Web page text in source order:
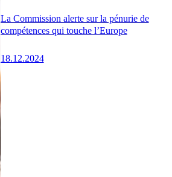
La Commission alerte sur la pénurie de
compétences qui touche l’Europe
18.12.2024